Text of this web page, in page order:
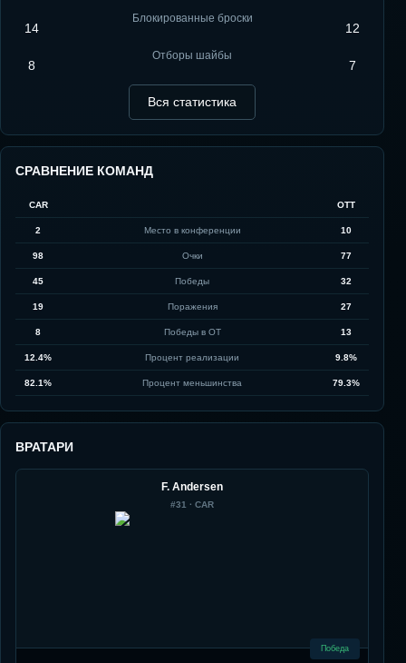
14
Блокированные броски
12
8
Отборы шайбы
7
Вся статистика
СРАВНЕНИЕ КОМАНД
CAR OTT
2 Место в конференции 10
98 Очки 77
45 Победы 32
19 Поражения 27
8 Победы в ОТ 13
12.4% Процент реализации 9.8%
82.1% Процент меньшинства 79.3%
ВРАТАРИ
F. Andersen
#31 · CAR
Победа